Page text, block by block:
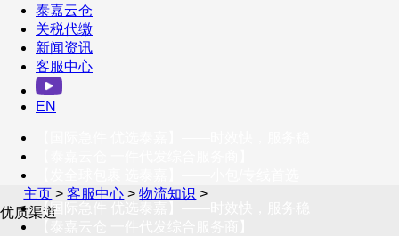
订阅号
客户服务热线
400-098-5699
联系我们
泰嘉云仓
关税代缴
新闻资讯
客服中心
EN
【国际急件 优选泰嘉】——时效快，服务稳
主页 >客服中心 >物流知识 >
优质渠道